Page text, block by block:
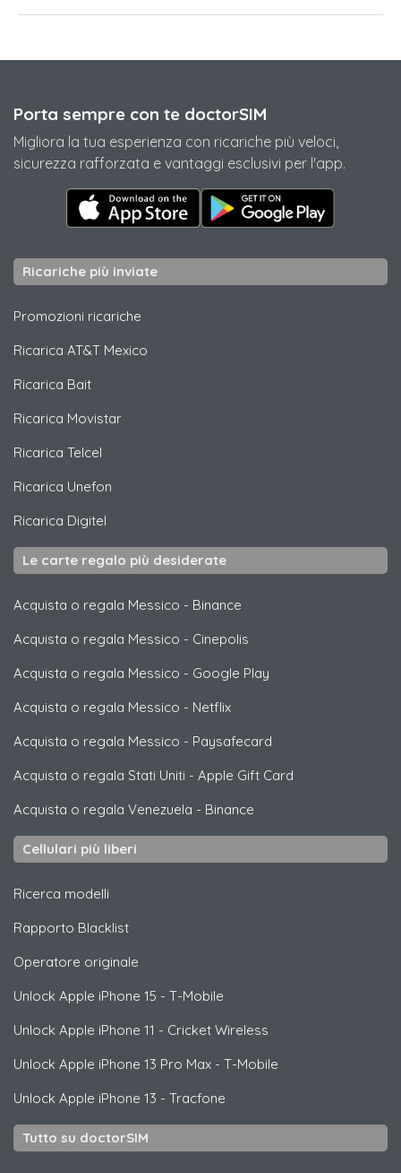
Porta sempre con te doctorSIM
Migliora la tua esperienza con ricariche più veloci,
sicurezza rafforzata e vantaggi esclusivi per l'app.
Ricariche più inviate
Promozioni ricariche
Ricarica AT&T Mexico
Ricarica Bait
Ricarica Movistar
Ricarica Telcel
Ricarica Unefon
Ricarica Digitel
Le carte regalo più desiderate
Acquista o regala Messico - Binance
Acquista o regala Messico - Cinepolis
Acquista o regala Messico - Google Play
Acquista o regala Messico - Netflix
Acquista o regala Messico - Paysafecard
Acquista o regala Stati Uniti - Apple Gift Card
Acquista o regala Venezuela - Binance
Cellulari più liberi
Ricerca modelli
Rapporto Blacklist
Operatore originale
Unlock Apple iPhone 15 - T-Mobile
Unlock Apple iPhone 11 - Cricket Wireless
Unlock Apple iPhone 13 Pro Max - T-Mobile
Unlock Apple iPhone 13 - Tracfone
Tutto su doctorSIM